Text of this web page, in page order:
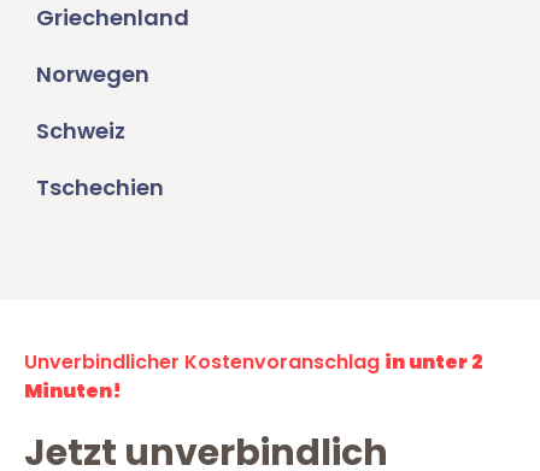
Griechenland
Norwegen
Schweiz
Tschechien
Unverbindlicher Kostenvoranschlag in unter 2
Minuten!
Jetzt unverbindlich